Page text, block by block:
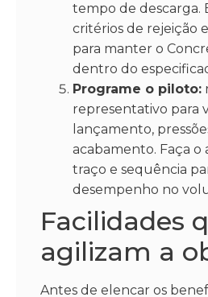
tempo de descarga.
critérios de rejeição
para manter o
dentro do
Programe o piloto:
representativo para
lançamento,
acabamento. Faça o
traço e sequência
desempenho no
Facilidades
agilizam a
Antes de elencar os